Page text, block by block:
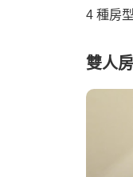
4 種房型
雙人